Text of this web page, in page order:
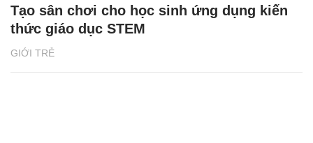
GIỚI TRẺ
Tạo sân chơi cho học sinh ứng dụng kiến
thức giáo dục STEM